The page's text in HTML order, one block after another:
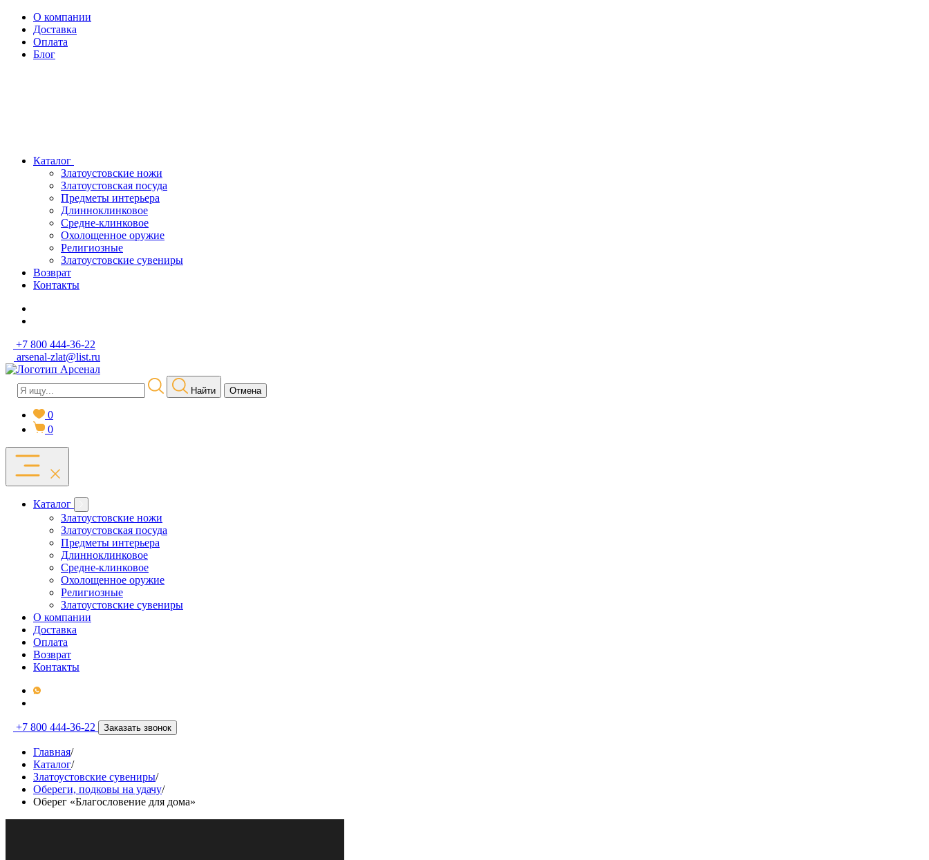
О компании
Доставка
Оплата
Блог
Каталог
Златоустовские ножи
Златоустовская посуда
Предметы интерьера
Длинноклинковое
Средне-клинковое
Охолощенное оружие
Религиозные
Златоустовские сувениры
Возврат
Контакты
+7 800 444-36-22
arsenal-zlat@list.ru
Найти Отмена
0
0
Каталог
Златоустовские ножи
Златоустовская посуда
Предметы интерьера
Длинноклинковое
Средне-клинковое
Охолощенное оружие
Религиозные
Златоустовские сувениры
О компании
Доставка
Оплата
Возврат
Контакты
+7 800 444-36-22 Заказать звонок
Главная/
Каталог/
Златоустовские сувениры/
Обереги, подковы на удачу/
Оберег «Благословение для дома»